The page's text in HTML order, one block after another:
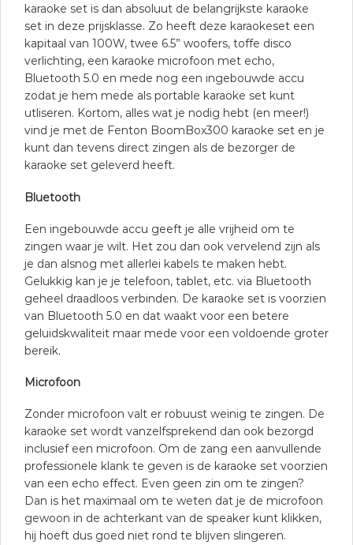
karaoke set is dan absoluut de belangrijkste karaoke
set in deze prijsklasse. Zo heeft deze karaokeset een
kapitaal van 100W, twee 6.5” woofers, toffe disco
verlichting, een karaoke microfoon met echo,
Bluetooth 5.0 en mede nog een ingebouwde accu
zodat je hem mede als portable karaoke set kunt
utliseren. Kortom, alles wat je nodig hebt (en meer!)
vind je met de Fenton BoomBox300 karaoke set en je
kunt dan tevens direct zingen als de bezorger de
karaoke set geleverd heeft.
Bluetooth
Een ingebouwde accu geeft je alle vrijheid om te
zingen waar je wilt. Het zou dan ook vervelend zijn als
je dan alsnog met allerlei kabels te maken hebt.
Gelukkig kan je je telefoon, tablet, etc. via Bluetooth
geheel draadloos verbinden. De karaoke set is voorzien
van Bluetooth 5.0 en dat waakt voor een betere
geluidskwaliteit maar mede voor een voldoende groter
bereik.
Microfoon
Zonder microfoon valt er robuust weinig te zingen. De
karaoke set wordt vanzelfsprekend dan ook bezorgd
inclusief een microfoon. Om de zang een aanvullende
professionele klank te geven is de karaoke set voorzien
van een echo effect. Even geen zin om te zingen?
Dan is het maximaal om te weten dat je de microfoon
gewoon in de achterkant van de speaker kunt klikken,
hij hoeft dus goed niet rond te blijven slingeren.